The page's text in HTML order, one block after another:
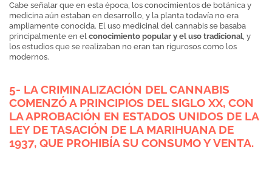
Cabe señalar que en esta época, los conocimientos de botánica y
medicina aún estaban en desarrollo, y la planta todavía no era
ampliamente conocida. El uso medicinal del cannabis se basaba
principalmente en el conocimiento popular y el uso tradicional, y
los estudios que se realizaban no eran tan rigurosos como los
modernos.
5- LA CRIMINALIZACIÓN DEL CANNABIS
COMENZÓ A PRINCIPIOS DEL SIGLO XX, CON
LA APROBACIÓN EN ESTADOS UNIDOS DE LA
LEY DE TASACIÓN DE LA MARIHUANA DE
1937, QUE PROHIBÍA SU CONSUMO Y VENTA.